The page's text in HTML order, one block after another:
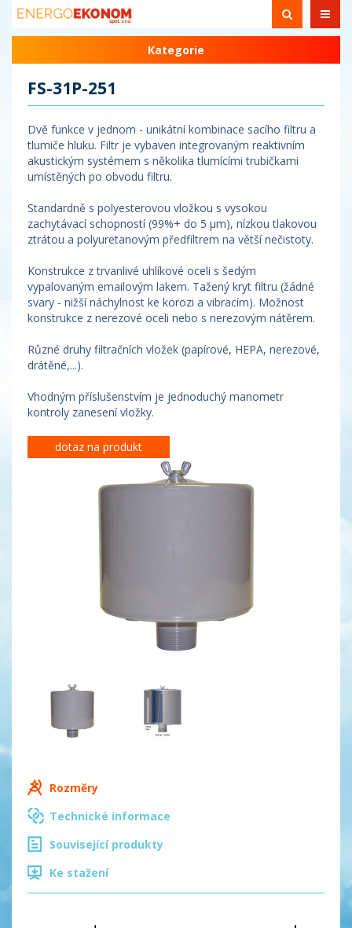
Kategorie
FS-31P-251
Dvě funkce v jednom - unikátní kombinace sacího filtru a
tlumiče hluku. Filtr je vybaven integrovaným reaktivním
akustickým systémem s několika tlumícími trubičkami
umístěných po obvodu filtru.
Standardně s polyesterovou vložkou s vysokou
zachytávací schopností (99%+ do 5 µm), nízkou tlakovou
ztrátou a polyuretanovým předfiltrem na větší nečistoty.
Konstrukce z trvanlivé uhlíkové oceli s šedým
vypalovaným emailovým lakem. Tažený kryt filtru (žádné
svary - nižší náchylnost ke korozi a vibracím). Možnost
konstrukce z nerezové oceli nebo s nerezovým nátěrem.
Různé druhy filtračních vložek (papírové, HEPA, nerezové,
drátěné,...).
Vhodným příslušenstvím je jednoduchý manometr
kontroly zanesení vložky.
dotaz na produkt
Rozměry
Technické informace
Související produkty
Ke stažení